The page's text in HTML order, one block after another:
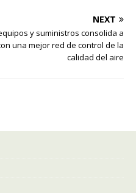
NEXT
y suministros consolida a
una mejor red de control de la
calidad del aire